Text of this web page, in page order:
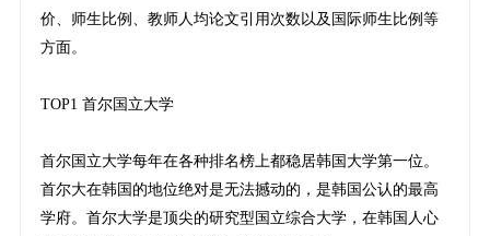
价、师生比例、教师人均论文引用次数以及国际师生比例等
方面。
TOP1 首尔国立大学
首尔国立大学每年在各种排名榜上都稳居韩国大学第一位。
首尔大在韩国的地位绝对是无法撼动的，是韩国公认的最高
学府。首尔大学是顶尖的研究型国立综合大学，在韩国人心